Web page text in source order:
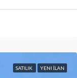
SATILIK YENI İLAN